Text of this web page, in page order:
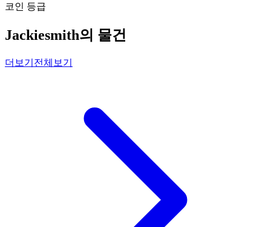
코인 등급
Jackiesmith의 물건
더보기 전체보기